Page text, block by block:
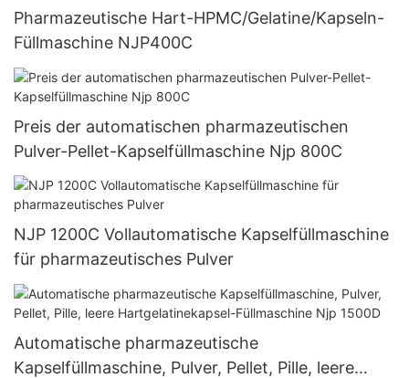
Pharmazeutische Hart-HPMC/Gelatine/Kapseln-
Füllmaschine NJP400C
Preis der automatischen pharmazeutischen
Pulver-Pellet-Kapselfüllmaschine Njp 800C
NJP 1200C Vollautomatische Kapselfüllmaschine
für pharmazeutisches Pulver
Automatische pharmazeutische
Kapselfüllmaschine, Pulver, Pellet, Pille, leere